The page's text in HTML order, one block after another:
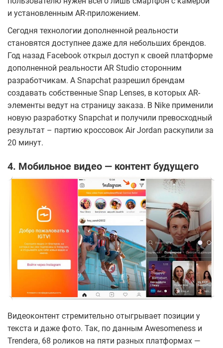
и установленным AR-приложением.
Сегодня технологии дополненной реальности
становятся доступнее даже для небольших брендов.
Год назад Facebook открыл доступ к своей платформе
дополненной реальности AR Studio сторонним
разработчикам. А Snapchat разрешил брендам
создавать собственные Snap Lenses, в которых AR-
элементы ведут на страницу заказа. В Nike применили
новую разработку Snapchat и получили превосходный
результат – партию кроссовок Air Jordan раскупили за
20 минут.
4. Мобильное видео — контент будущего
Видеоконтент стремительно отыгрывает позиции у
текста и даже фото. Так, по данным Awesomeness и
Trendera, 68 роликов на пяти разных платформах —